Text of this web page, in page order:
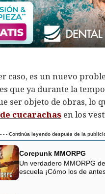
caso, es un nuevo
que ya durante la
ser objeto de obras, lo
cucarachas en los
- - - Continúa leyendo después de la
Corepunk MMORPG
Un verdadero MMORPG
escuela ¡Cómo los de